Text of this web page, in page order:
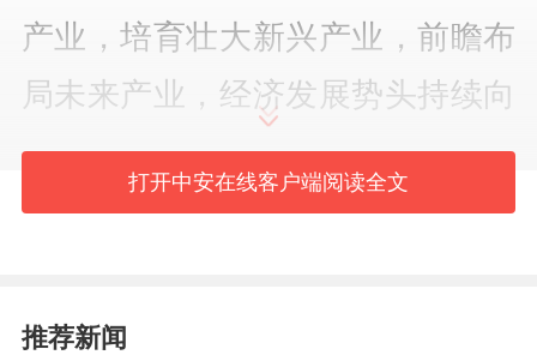
产业，培育壮大新兴产业，前瞻布
局未来产业，经济发展势头持续向
好，金融需求旺盛，为双方开展合
作提供了广阔空间。希望恒丰银行
生保障、项目建设等重点领域深化
打开中安在线客户端阅读全文
推荐新闻